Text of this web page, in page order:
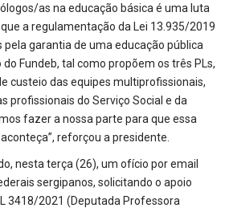
as na educação básica é uma luta
a regulamentação da Lei 13.935/2019
garantia de uma educação pública
Fundeb, tal como propõem os três PLs,
custeio das equipes multiprofissionais,
profissionais do Serviço Social e da
fazer a nossa parte para que essa
reforçou a presidente.
nesta terça (26), um ofício por email
sergipanos, solicitando o apoio
3418/2021 (Deputada Professora